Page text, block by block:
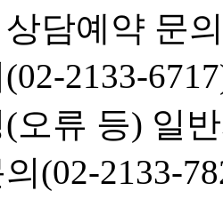
담예약 문
2133-
오류 등) 일
(02-2133-